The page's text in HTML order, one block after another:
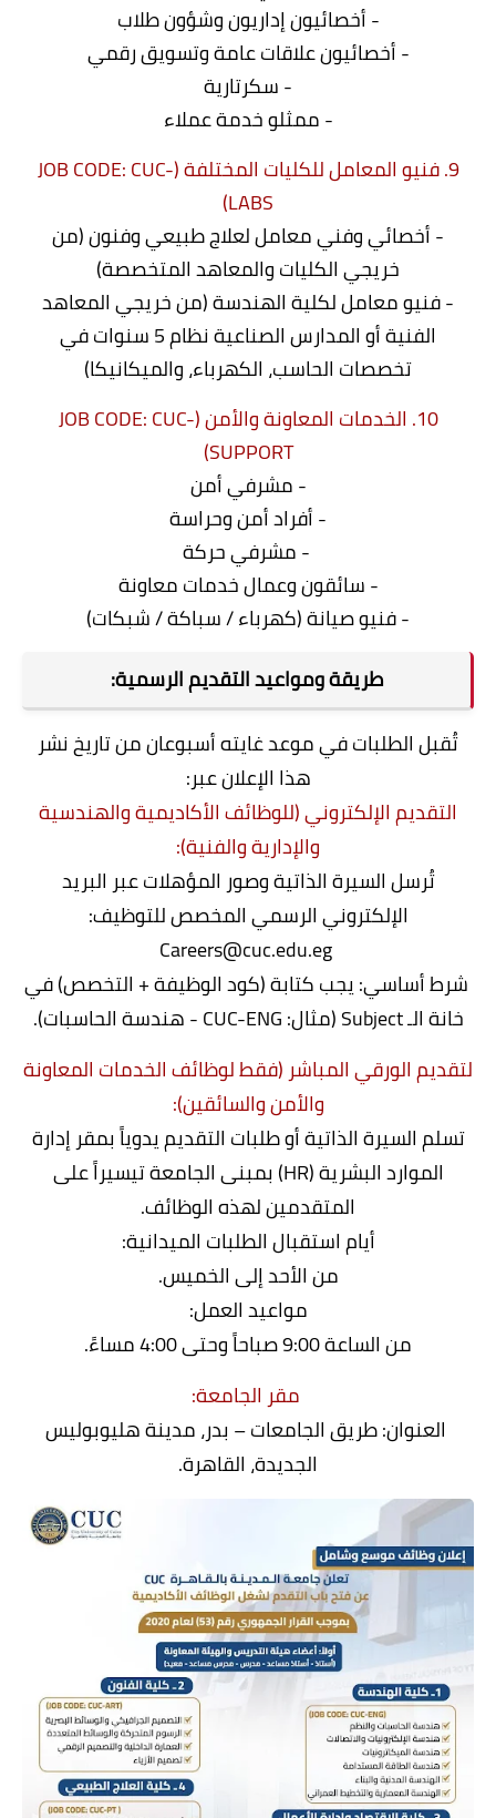
- أخصائيون إداريون وشؤون طلاب
- أخصائيون علاقات عامة وتسويق رقمي
- سكرتارية
- ممثلو خدمة عملاء
9. فنيو المعامل للكليات المختلفة (JOB CODE: CUC-
LABS)
- أخصائي وفني معامل لعلاج طبيعي وفنون (من
خريجي الكليات والمعاهد المتخصصة)
- فنيو معامل لكلية الهندسة (من خريجي المعاهد
الفنية أو المدارس الصناعية نظام 5 سنوات في
تخصصات الحاسب، الكهرباء، والميكانيكا)
10. الخدمات المعاونة والأمن (JOB CODE: CUC-
SUPPORT)
- مشرفي أمن
- أفراد أمن وحراسة
- مشرفي حركة
- سائقون وعمال خدمات معاونة
- فنيو صيانة (كهرباء / سباكة / شبكات)
طريقة ومواعيد التقديم الرسمية:
تُقبل الطلبات في موعد غايته أسبوعان من تاريخ نشر
هذا الإعلان عبر:
التقديم الإلكتروني (للوظائف الأكاديمية والهندسية
والإدارية والفنية):
تُرسل السيرة الذاتية وصور المؤهلات عبر البريد
الإلكتروني الرسمي المخصص للتوظيف:
شرط أساسي: يجب كتابة (كود الوظيفة + التخصص) في
خانة الـ Subject (مثال: CUC-ENG - هندسة الحاسبات).
لتقديم الورقي المباشر (فقط لوظائف الخدمات المعاونة
والأمن والسائقين):
تسلم السيرة الذاتية أو طلبات التقديم يدوياً بمقر إدارة
الموارد البشرية (HR) بمبنى الجامعة تيسيراً على
المتقدمين لهذه الوظائف.
أيام استقبال الطلبات الميدانية:
من الأحد إلى الخميس.
مواعيد العمل:
من الساعة 9:00 صباحاً وحتى 4:00 مساءً.
مقر الجامعة:
العنوان: طريق الجامعات – بدر، مدينة هليوبوليس
الجديدة، القاهرة.